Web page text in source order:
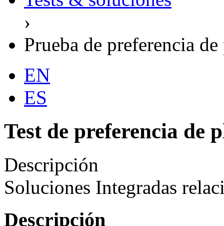
›
Prueba de preferencia
EN
ES
Test de preferencia de
Descripción
Soluciones Integradas
Descripción